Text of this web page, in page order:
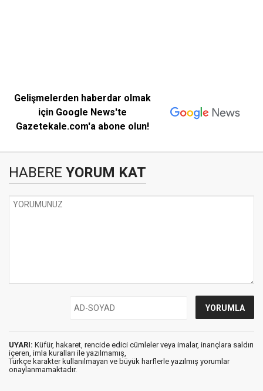
Gelişmelerden haberdar olmak
için Google News'te
Gazetekale.com'a abone olun!
HABERE YORUM KAT
UYARI: Küfür, hakaret, rencide edici cümleler veya imalar, inançlara saldırı
içeren, imla kuralları ile yazılmamış,
Türkçe karakter kullanılmayan ve büyük harflerle yazılmış yorumlar
onaylanmamaktadır.